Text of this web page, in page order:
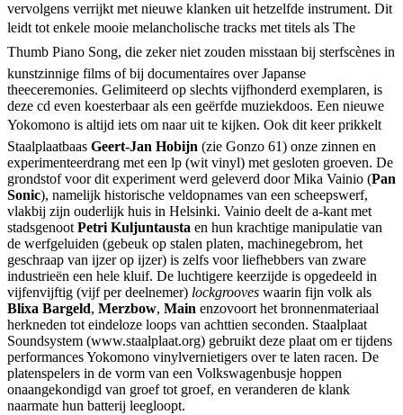
vervolgens verrijkt met nieuwe klanken uit hetzelfde instrument. Dit
leidt tot enkele mooie melancholische tracks met titels als The
Thumb Piano Song, die zeker niet zouden misstaan bij sterfscènes in
kunstzinnige films of bij documentaires over Japanse
theeceremonies. Gelimiteerd op slechts vijfhonderd exemplaren, is
deze cd even koesterbaar als een geërfde muziekdoos. Een nieuwe
Yokomono is altijd iets om naar uit te kijken. Ook dit keer prikkelt
Staalplaatbaas Geert-Jan Hobijn (zie Gonzo 61) onze zinnen en
experimenteerdrang met een lp (wit vinyl) met gesloten groeven. De
grondstof voor dit experiment werd geleverd door Mika Vainio (Pan
Sonic), namelijk historische veldopnames van een scheepswerf,
vlakbij zijn ouderlijk huis in Helsinki. Vainio deelt de a-kant met
stadsgenootPetri Kuljuntausta en hun krachtige manipulatie van
de werfgeluiden (gebeuk op stalen platen, machinegebrom, het
geschraap van ijzer op ijzer) is zelfs voor liefhebbers van zware
industrieën een hele kluif. De luchtigere keerzijde is opgedeeld in
vijfenvijftig (vijf per deelnemer) lockgrooves waarin fijn volk als
Blixa Bargeld, Merzbow, Main enzovoort het bronnenmateriaal
herkneden tot eindeloze loops van achttien seconden. Staalplaat
Soundsystem (www.staalplaat.org) gebruikt deze plaat om er tijdens
performances Yokomono vinylvernietigers over te laten racen. De
platenspelers in de vorm van een Volkswagenbusje hoppen
onaangekondigd van groef tot groef, en veranderen de klank
naarmate hun batterij leegloopt.